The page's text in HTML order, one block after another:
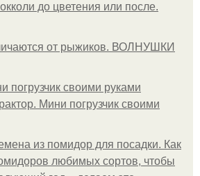
до цветения или после.
от рыжиков. ВОЛНУШКИ
погрузчик своими руками
Мини погрузчик своими
из помидор для посадки. Как
любимых сортов, чтобы